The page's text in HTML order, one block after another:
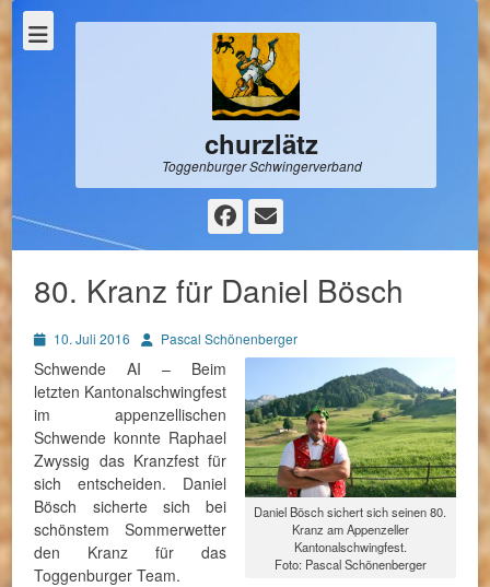
churzlätz
Toggenburger Schwingerverband
Facebook
E-
Mail
80. Kranz für Daniel Bösch
Posted10. Juli 2016 AutorPascal Schönenberger
Daniel Bösch sichert sich seinen 80.
Kranz am Appenzeller
Kantonalschwingfest.
Foto: Pascal Schönenberger
Schwende AI – Beim
letzten Kantonalschwingfest
im appenzellischen
Schwende konnte Raphael
Zwyssig das Kranzfest für
sich entscheiden. Daniel
Bösch sicherte sich bei
schönstem Sommerwetter
den Kranz für das
Toggenburger Team.